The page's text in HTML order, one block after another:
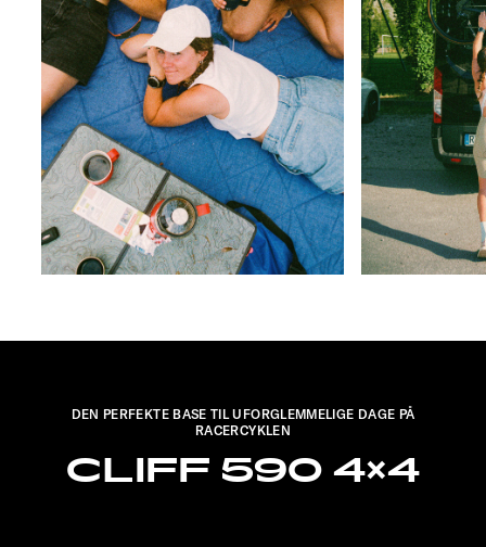
DEN PERFEKTE BASE TIL UFORGLEMMELIGE DAGE PÅ
RACERCYKLEN
CLIFF 590 4×4